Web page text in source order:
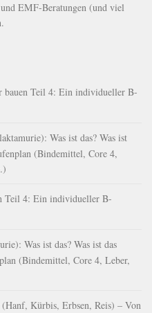
EMF-Beratungen (und viel
bauen Teil 4: Ein individueller B-
Was ist das? Was ist
(Bindemittel, Core 4,
Teil 4: Ein individueller B-
Was ist das? Was ist das
(Bindemittel, Core 4, Leber,
Kürbis, Erbsen, Reis) – Von